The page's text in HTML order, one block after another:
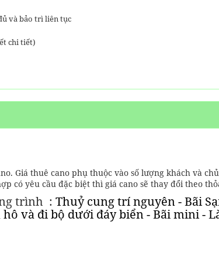
và bảo trì liên tục
chi tiết)
Giá thuê cano phụ thuộc vào số lượng khách và
có yêu cầu đặc biệt thì giá cano sẽ thay đổi theo
trình : Thuỷ cung trí nguyên - Bãi
và đi bộ dưới đáy biển - Bãi mini -